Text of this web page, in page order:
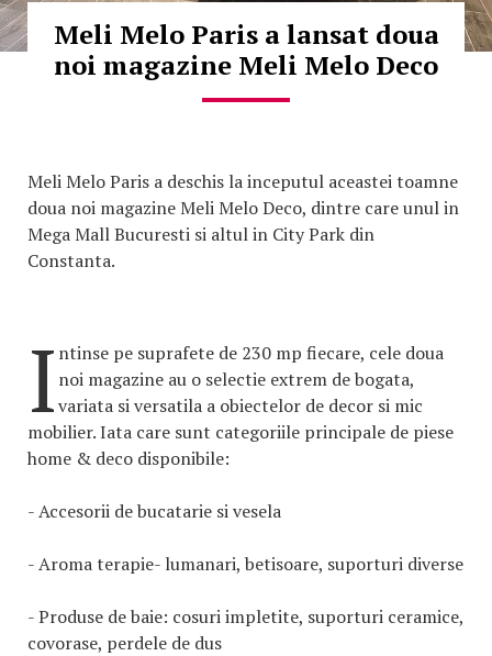
Meli Melo Paris a lansat doua
noi magazine Meli Melo Deco
Meli Melo Paris a deschis la inceputul aceastei toamne
doua noi magazine Meli Melo Deco, dintre care unul in
Mega Mall Bucuresti si altul in City Park din
Constanta.
I ntinse pe suprafete de 230 mp fiecare, cele doua
noi magazine au o selectie extrem de bogata,
variata si versatila a obiectelor de decor si mic
mobilier. Iata care sunt categoriile principale de piese
home & deco disponibile:
- Accesorii de bucatarie si vesela
- Aroma terapie- lumanari, betisoare, suporturi diverse
- Produse de baie: cosuri impletite, suporturi ceramice,
covorase, perdele de dus